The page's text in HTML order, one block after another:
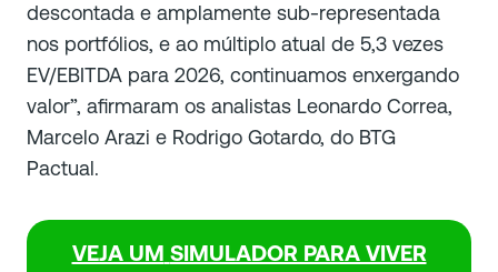
descontada e amplamente sub-representada
nos portfólios, e ao múltiplo atual de 5,3 vezes
EV/EBITDA para 2026, continuamos enxergando
valor”, afirmaram os analistas Leonardo Correa,
Marcelo Arazi e Rodrigo Gotardo, do BTG
Pactual.
VEJA UM SIMULADOR PARA VIVER